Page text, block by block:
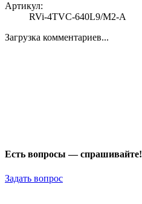
Артикул:
RVi-4TVC-640L9/M2-A
Загрузка комментариев...
Есть вопросы — спрашивайте!
Задать вопрос